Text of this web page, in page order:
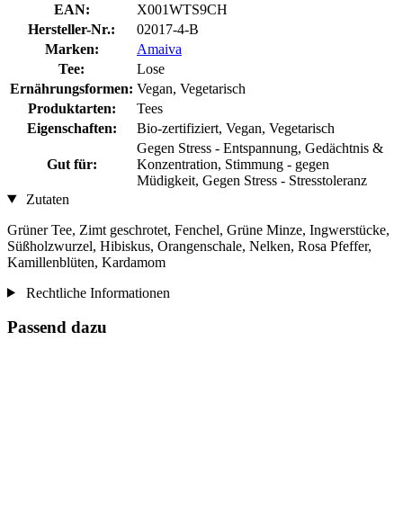
EAN:
X001WTS9CH
Hersteller-Nr.:
02017-4-B
Marken:
Amaiva
Tee:
Lose
Ernährungsformen: Vegan, Vegetarisch
Produktarten:
Tees
Eigenschaften:
Bio-zertifiziert, Vegan, Vegetarisch
Gut für:
Gegen Stress - Entspannung, Gedächtnis &
Konzentration, Stimmung - gegen
Müdigkeit, Gegen Stress - Stresstoleranz
Zutaten
Grüner Tee, Zimt geschrotet, Fenchel, Grüne Minze, Ingwerstücke,
Süßholzwurzel, Hibiskus, Orangenschale, Nelken, Rosa Pfeffer,
Kamillenblüten, Kardamom
Rechtliche Informationen
Passend dazu